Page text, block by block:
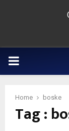
PRIMARY
Home boske
Tag :